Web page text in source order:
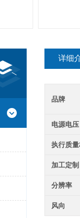
详细
品牌
电源电压
执行质
加工定制
分辨率
风向